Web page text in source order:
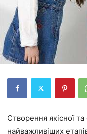
Створення якісної
найважливіших